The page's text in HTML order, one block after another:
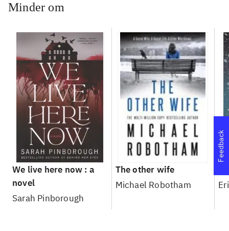
Minder om
We live here now : a
novel
Sarah Pinborough
The other wife
Michael Robotham
Feedback